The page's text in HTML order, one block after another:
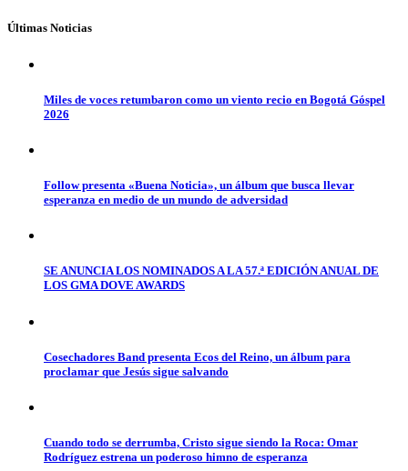
Últimas Noticias
Miles de voces retumbaron como un viento recio en Bogotá Góspel
2026
Follow presenta «Buena Noticia», un álbum que busca llevar
esperanza en medio de un mundo de adversidad
SE ANUNCIA LOS NOMINADOS A LA 57.ª EDICIÓN ANUAL DE
LOS GMA DOVE AWARDS
Cosechadores Band presenta Ecos del Reino, un álbum para
proclamar que Jesús sigue salvando
Cuando todo se derrumba, Cristo sigue siendo la Roca: Omar
Rodríguez estrena un poderoso himno de esperanza